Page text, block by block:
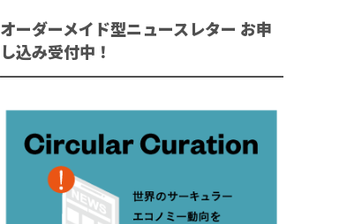
オーダーメイド型ニュースレター お申
し込み受付中！